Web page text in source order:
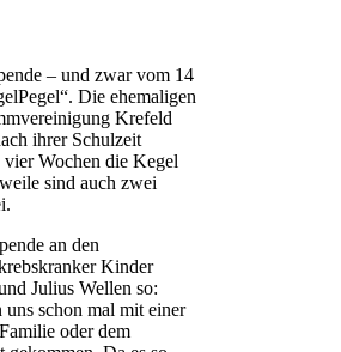
– und zwar vom 14
Die ehemaligen
Krefeld
ihrer Schulzeit
vier Wochen die Kegel
sind auch zwei
an den
Kinder
Julius Wellen so:
schon mal mit einer
oder dem